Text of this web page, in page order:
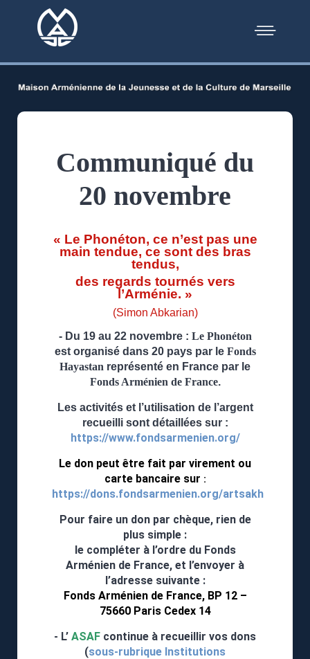
Communiqué du
20 novembre
« Le Phonéton, ce n’est pas une
main tendue, ce sont des bras
tendus,
des regards tournés vers
l’Arménie. »
(Simon Abkarian)
- Du 19 au 22 novembre : Le Phonéton
est organisé dans 20 pays par le Fonds
Hayastan représenté en France par le
Fonds Arménien de France.
Les activités et l’utilisation de l’argent
recueilli sont détaillées sur :
https://www.fondsarmenien.org/
Le don peut être fait par virement ou
carte bancaire sur :
https://dons.fondsarmenien.org/artsakh
Pour faire un don par chèque, rien de
plus simple :
le compléter à l’ordre du Fonds
Arménien de France, et l’envoyer à
l’adresse suivante :
Fonds Arménien de France, BP 12 –
75660 Paris Cedex 14
- L’ ASAF continue à recueillir vos dons
(sous-rubrique Institutions